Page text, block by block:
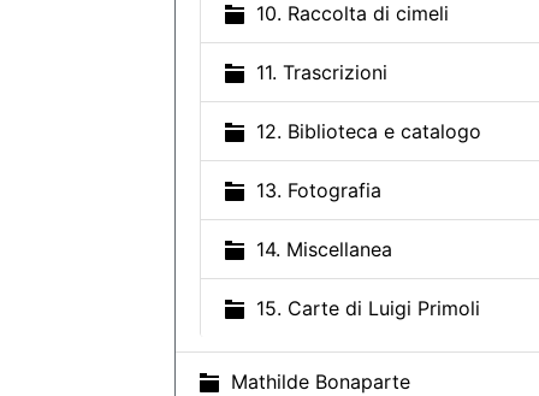
10. Raccolta di cimeli
11. Trascrizioni
12. Biblioteca e catalogo
13. Fotografia
14. Miscellanea
15. Carte di Luigi Primoli
Mathilde Bonaparte